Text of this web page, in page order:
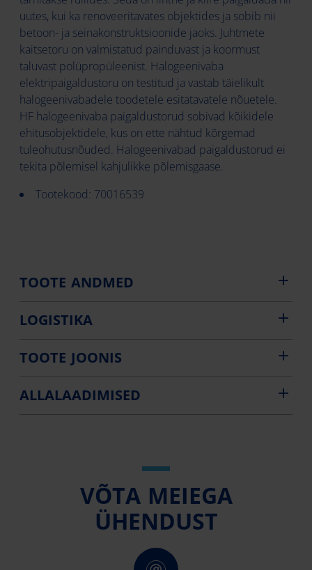
uutes, kui ka renoveeritavates objektides ja sobib nii
betoon- ja seinakonstruktsioonide jaoks. Juhtmete
kaitsetoru on valmistatud painduvast ja koormust
taluvast polüpropüleenist. Halogeenivaba
elektripaigaldustoru on testitud ja vastab täielikult
halogeenivabadele toodetele esitatavatele nõuetele.
HF halogeenivaba paigaldustorud sobivad kõikidele
ehitusobjektidele, kus on ette nähtud kõrgemad
tuleohutusnõuded. Halogeenivabad paigaldustorud ei
tekita põlemisel kahjulikke põlemisgaase.
Tootekood: 70016539
TOOTE ANDMED
LOGISTIKA
TOOTE JOONIS
ALLALAADIMISED
VÕTA MEIEGA
ÜHENDUST